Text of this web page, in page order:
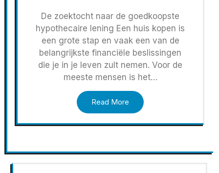
De zoektocht naar de goedkoopste
hypothecaire lening Een huis kopen is
een grote stap en vaak een van de
belangrijkste financiële beslissingen
die je in je leven zult nemen. Voor de
meeste mensen is het…
Read More